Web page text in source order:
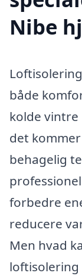
Nibe
både
kolde
det
behagelig
forbedre
reducere
Men hvad
loftisolering